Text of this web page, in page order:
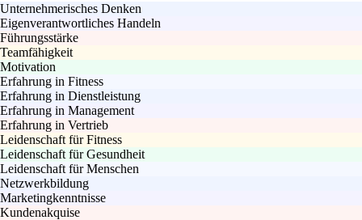
Unternehmerisches Denken
Eigenverantwortliches Handeln
Führungsstärke
Teamfähigkeit
Motivation
Erfahrung in Fitness
Erfahrung in Dienstleistung
Erfahrung in Management
Erfahrung in Vertrieb
Leidenschaft für Fitness
Leidenschaft für Gesundheit
Leidenschaft für Menschen
Netzwerkbildung
Marketingkenntnisse
Kundenakquise